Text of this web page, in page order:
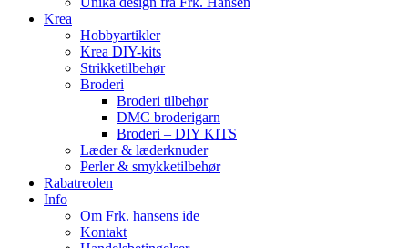
Krea
Hobbyartikler
Krea DIY-kits
Strikketilbehør
Broderi
Broderi tilbehør
DMC broderigarn
Broderi – DIY KITS
Læder & læderknuder
Perler & smykketilbehør
Rabatreolen
Info
Om Frk. hansens ide
Kontakt